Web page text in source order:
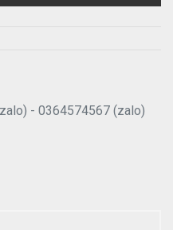
- 0364574567 (zalo)